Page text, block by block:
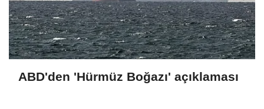
ABD'den 'Hürmüz Boğazı' açıklaması